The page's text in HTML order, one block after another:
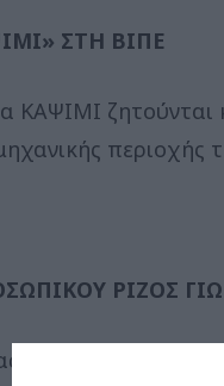
ΣΤΗ ΒΙΠΕ
ΚΑΨΙΜΙ ζητούνται
περιοχής
ΡΙΖΟΣ
για μερική